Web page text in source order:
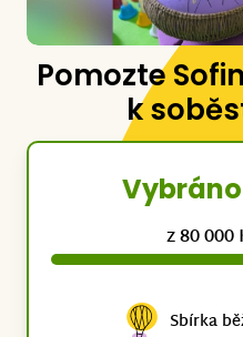
Pomozte
k
Vybráno
z 80 000
Sbírka